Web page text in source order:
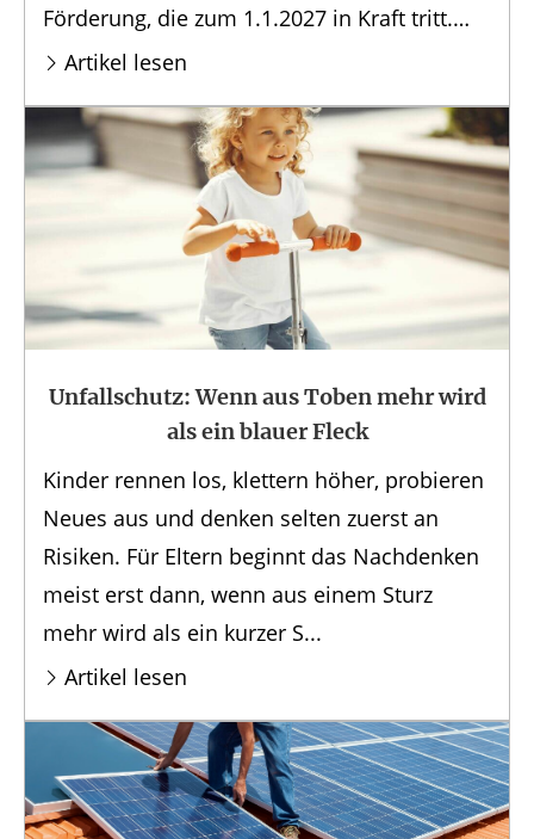
Förderung, die zum 1.1.2027 in Kraft tritt.
Zent...
Artikel lesen
Unfallschutz: Wenn aus Toben mehr wird
als ein blauer Fleck
Kinder rennen los, klettern höher, probieren
Neues aus und denken selten zuerst an
Risiken. Für Eltern beginnt das Nachdenken
meist erst dann, wenn aus einem Sturz
mehr wird als ein kurzer S...
Artikel lesen